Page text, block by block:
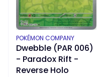
Dwebble (PAR 006)
- Paradox Rift -
Reverse Holo
PRODUCENT
POKÉMON COMPANY